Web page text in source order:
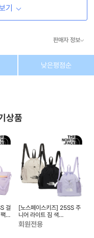
기
판매자 정보
로64, 1235호
낮은평점순
상품
걸
[노스페이스키즈] 25SS 주
니어 라이트 짐 색
NN2PR01_KIDS
회원전용